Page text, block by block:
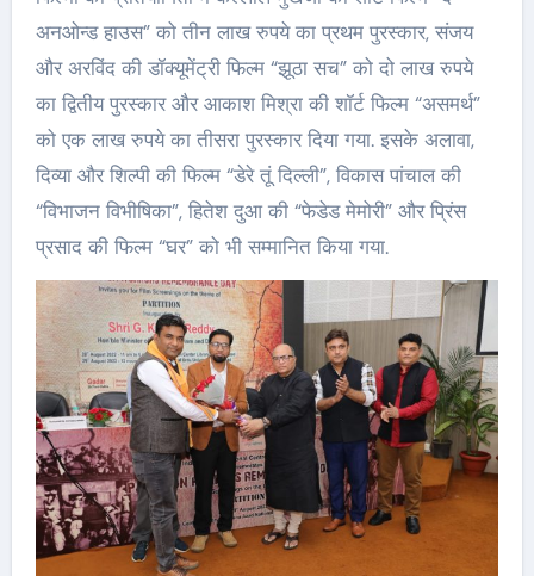
अनओन्ड हाउस” को तीन लाख रुपये का प्रथम पुरस्कार, संजय
और अरविंद की डॉक्यूमेंट्री फिल्म “झूठा सच” को दो लाख रुपये
का द्वितीय पुरस्कार और आकाश मिश्रा की शॉर्ट फिल्म “असमर्थ”
को एक लाख रुपये का तीसरा पुरस्कार दिया गया. इसके अलावा,
दिव्या और शिल्पी की फिल्म “डेरे तूं दिल्ली”, विकास पांचाल की
“विभाजन विभीषिका”, हितेश दुआ की “फेडेड मेमोरी” और प्रिंस
प्रसाद की फिल्म “घर” को भी सम्मानित किया गया.